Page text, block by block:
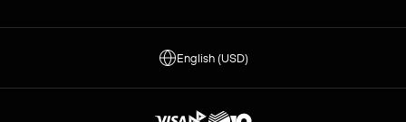
English (USD)